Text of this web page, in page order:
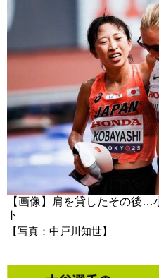
【画像】肩を貸したその後…
ト
【写真：中戸川知世】